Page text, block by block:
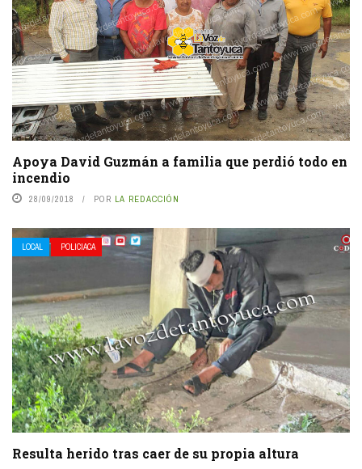
Apoya David Guzmán a familia que perdió todo en
incendio
28/09/2018 POR LA REDACCIÓN
LOCAL POLICIACA
Resulta herido tras caer de su propia altura